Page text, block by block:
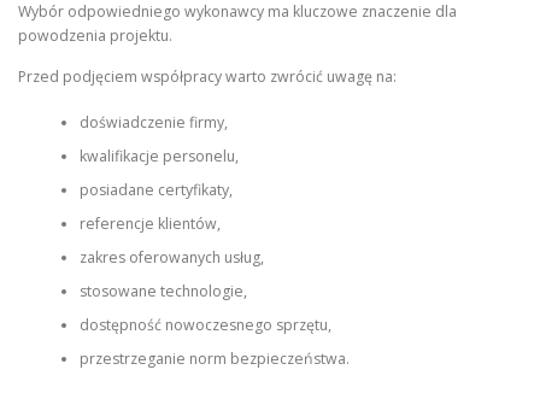
Wybór odpowiedniego wykonawcy ma kluczowe znaczenie dla
powodzenia projektu.
Przed podjęciem współpracy warto zwrócić uwagę na:
doświadczenie firmy,
kwalifikacje personelu,
posiadane certyfikaty,
referencje klientów,
zakres oferowanych usług,
stosowane technologie,
dostępność nowoczesnego sprzętu,
przestrzeganie norm bezpieczeństwa.